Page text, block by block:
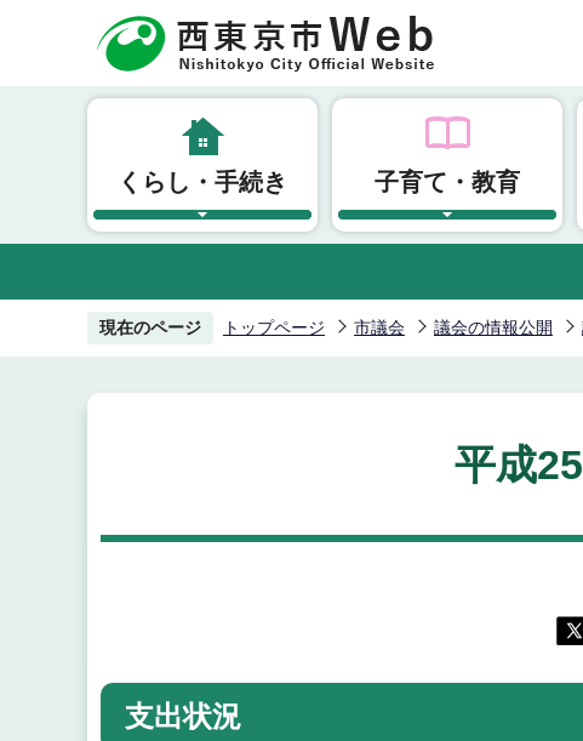
頭
くらし・手続き 子育て・教育
現在のページ トップページ 市議会 議会の情報公開
平成
支出状況